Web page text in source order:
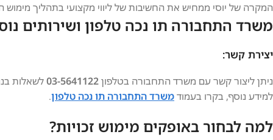
המקרה של יוסי ממחיש את החשיבות של ליווי מקצועי בתהליך
משרד התחבורה תו נכה טלפון ושירותים
יצירת קשר:
ניתן ליצור קשר עם משרד התחבורה בטלפון03-5641122לשאלות
למידע נוסף, בקרו בעמודמשרד התחבורה תו נכה טלפון.
למה לבחור באופקים מימוש זכויות?